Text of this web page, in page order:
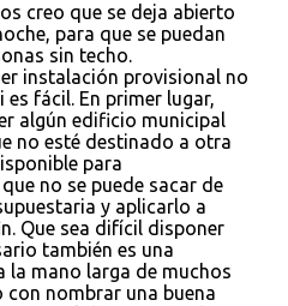
creo que se deja abierto
para que se puedan
sin techo.
instalación provisional no
es fácil. En primer lugar,
algún edificio municipal
no esté destinado a otra
para
no se puede sacar de
y aplicarlo a
Que sea difícil disponer
también es una
la mano larga de muchos
con nombrar una buena